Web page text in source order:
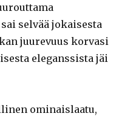
selvää jokaisesta
juurevuus korvasi
eleganssista jäi
ominaislaatu,